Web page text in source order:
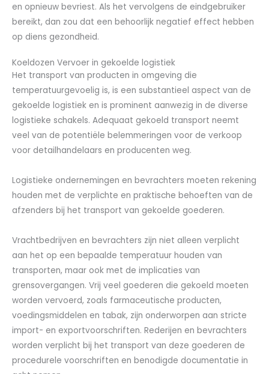
en opnieuw bevriest. Als het vervolgens de eindgebruiker
bereikt, dan zou dat een behoorlijk negatief effect hebben
op diens gezondheid.
Koeldozen Vervoer in gekoelde logistiek
Het transport van producten in omgeving die
temperatuurgevoelig is, is een substantieel aspect van de
gekoelde logistiek en is prominent aanwezig in de diverse
logistieke schakels. Adequaat gekoeld transport neemt
veel van de potentiële belemmeringen voor de verkoop
voor detailhandelaars en producenten weg.
Logistieke ondernemingen en bevrachters moeten rekening
houden met de verplichte en praktische behoeften van de
afzenders bij het transport van gekoelde goederen.
Vrachtbedrijven en bevrachters zijn niet alleen verplicht
aan het op een bepaalde temperatuur houden van
transporten, maar ook met de implicaties van
grensovergangen. Vrij veel goederen die gekoeld moeten
worden vervoerd, zoals farmaceutische producten,
voedingsmiddelen en tabak, zijn onderworpen aan stricte
import- en exportvoorschriften. Rederijen en bevrachters
worden verplicht bij het transport van deze goederen de
procedurele voorschriften en benodigde documentatie in